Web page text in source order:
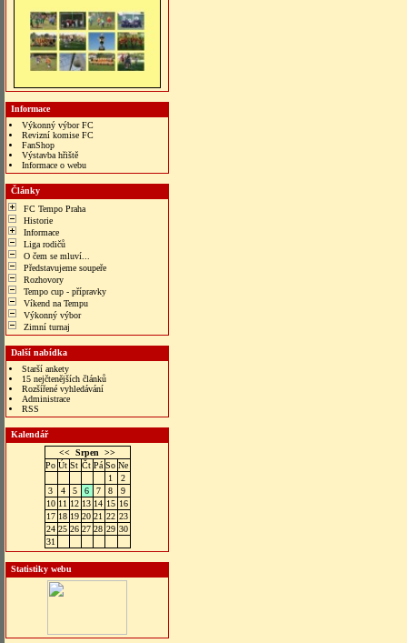
Informace
Výkonný výbor FC
Revizní komise FC
FanShop
Výstavba hřiště
Informace o webu
bonus veren siteler
Články
FC Tempo Praha
Historie
Informace
Liga rodičů
O čem se mluví...
Představujeme soupeře
Rozhovory
Tempo cup - přípravky
Víkend na Tempu
Výkonný výbor
Zimní turnaj
Další nabídka
Starší ankety
15 nejčtenějších článků
Rozšířené vyhledávání
Administrace
RSS
Kalendář
<< Srpen
>>
Po Út St Čt Pá So Ne
1
2
3
4 5 6 7 8
9
10 11 12 13 14 15 16
17 18 19 20 21 22 23
24 25 26 27 28 29 30
31
Statistiky webu